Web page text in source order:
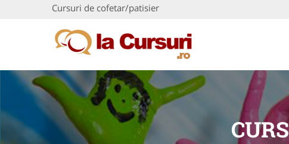
Cursuri de cofetar/patisier